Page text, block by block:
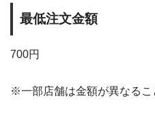
最低注文金額
700円
※一部店舗は金額が異なるこ